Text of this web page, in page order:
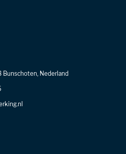
Bunschoten, Nederland